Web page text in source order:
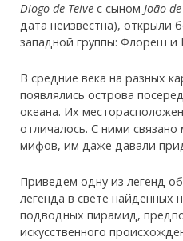
Diogo de Teive с сыном João
дата неизвестна), открыли
западной группы: Флореш и
В средние века на разных
появлялись острова
океана. Их
отличалось. С ними
мифов, им даже давали
Приведем одну из легенд
легенда в свете найденных
подводных пирамид,
искусственного